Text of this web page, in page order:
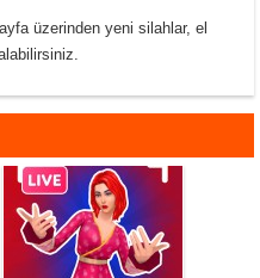
üzerinden yeni silahlar, el